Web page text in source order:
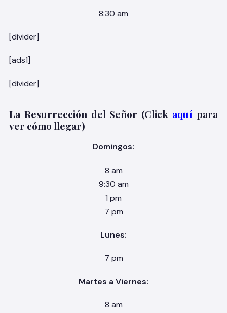
8:30 am
[divider]
[ads1]
[divider]
La Resurrección del Señor (Click aquí para
ver cómo llegar)
Domingos:
8 am
9:30 am
1 pm
7 pm
Lunes:
7 pm
Martes a Viernes:
8 am